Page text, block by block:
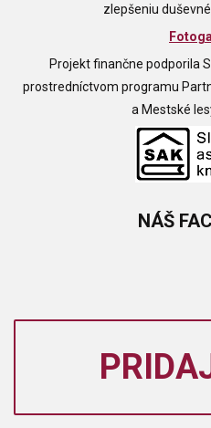
zlepšeniu
Projekt finančne podporila
prostredníctvom programu
a Mestské
NÁŠ